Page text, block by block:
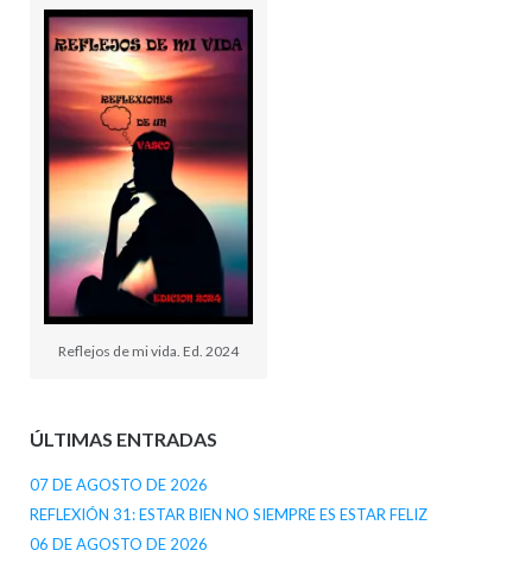
Reflejos de mi vida. Ed. 2024
ÚLTIMAS ENTRADAS
07 DE AGOSTO DE 2026
REFLEXIÓN 31: ESTAR BIEN NO SIEMPRE ES ESTAR FELIZ
06 DE AGOSTO DE 2026